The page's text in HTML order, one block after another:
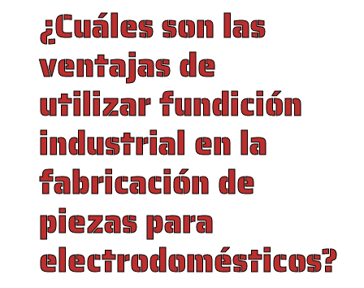
¿Cuáles son las
ventajas de
utilizar fundición
industrial en la
fabricación de
piezas para
electrodomésticos?